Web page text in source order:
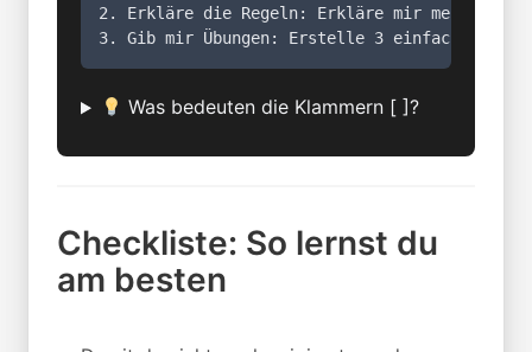
2. Erkläre die Regeln: Erkläre mir meine
3. Gib mir Übungen: Erstelle 3 einfache
Was bedeuten die Klammern [ ]?
Checkliste: So lernst du
am besten